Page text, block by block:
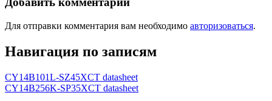
Для отправки комментария вам необходимо авторизоваться.
Навигация по записям
CY14B101L-SZ45XCT datasheet
CY14B256K-SP35XCT datasheet